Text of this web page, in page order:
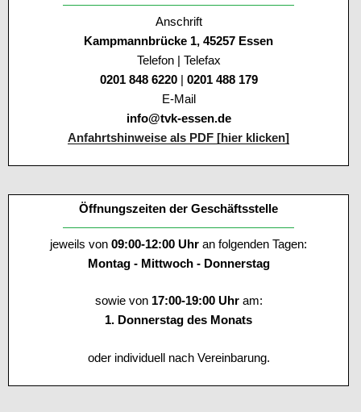
Anschrift
Kampmannbrücke 1, 45257 Essen
Telefon | Telefax
0201 848 6220 | 0201 488 179
E-Mail
info@tvk-essen.de
Anfahrtshinweise als PDF [hier klicken]
Öffnungszeiten der Geschäftsstelle
jeweils von 09:00-12:00 Uhr an folgenden Tagen:
Montag - Mittwoch - Donnerstag
sowie von 17:00-19:00 Uhram:
1. Donnerstag des Monats
oder individuell nach Vereinbarung.